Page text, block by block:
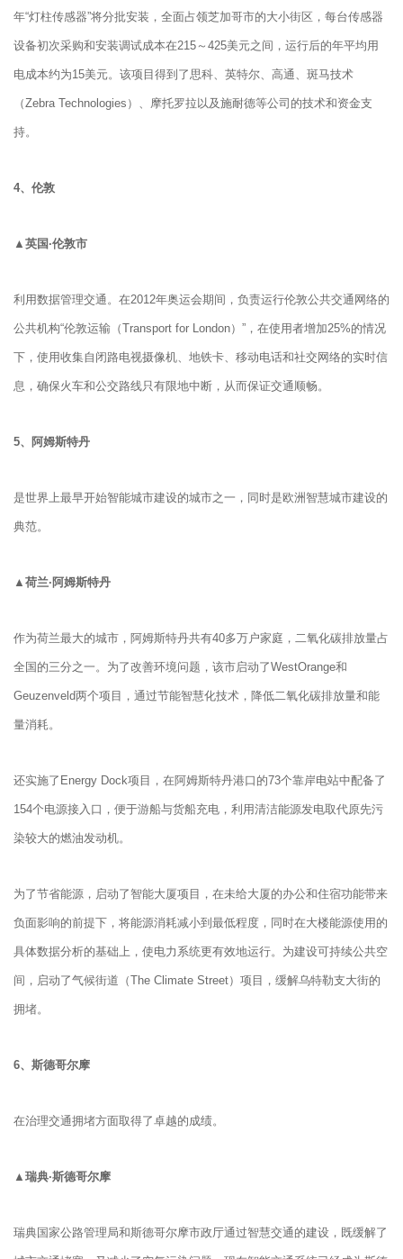
年“灯柱传感器”将分批安装，全面占领芝加哥市的大小街区，每台传感器
设备初次采购和安装调试成本在215～425美元之间，运行后的年平均用
电成本约为15美元。该项目得到了思科、英特尔、高通、斑马技术
（Zebra Technologies）、摩托罗拉以及施耐德等公司的技术和资金支
持。
4、 伦敦
▲英国·伦敦市
利用数据管理交通。在2012年奥运会期间，负责运行伦敦公共交通网络的
公共机构“伦敦运输（Transport for London）”，在使用者增加25%的情况
下，使用收集自闭路电视摄像机、地铁卡、移动电话和社交网络的实时信
息，确保火车和公交路线只有限地中断，从而保证交通顺畅。
5、 阿姆斯特丹
是世界上最早开始智能城市建设的城市之一，同时是欧洲智慧城市建设的
典范。
▲荷兰·阿姆斯特丹
作为荷兰最大的城市，阿姆斯特丹共有40多万户家庭，二氧化碳排放量占
全国的三分之一。为了改善环境问题，该市启动了WestOrange和
Geuzenveld两个项目，通过节能智慧化技术，降低二氧化碳排放量和能
量消耗。
还实施了Energy Dock项目，在阿姆斯特丹港口的73个靠岸电站中配备了
154个电源接入口，便于游船与货船充电，利用清洁能源发电取代原先污
染较大的燃油发动机。
为了节省能源，启动了智能大厦项目，在未给大厦的办公和住宿功能带来
负面影响的前提下，将能源消耗减小到最低程度，同时在大楼能源使用的
具体数据分析的基础上，使电力系统更有效地运行。为建设可持续公共空
间，启动了气候街道（The Climate Street）项目，缓解乌特勒支大街的
拥堵。
6、 斯德哥尔摩
在治理交通拥堵方面取得了卓越的成绩。
▲瑞典·斯德哥尔摩
瑞典国家公路管理局和斯德哥尔摩市政厅通过智慧交通的建设，既缓解了